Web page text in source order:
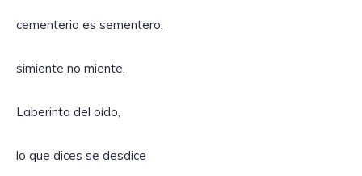
cementerio es sementero,
simiente no miente.
Laberinto del oído,
lo que dices se desdice